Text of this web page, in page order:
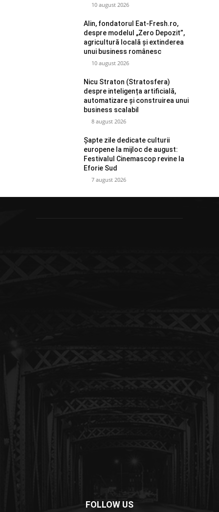
10 august 2026
Alin, fondatorul Eat-Fresh.ro,
despre modelul „Zero Depozit”,
agricultură locală și extinderea
unui business românesc
10 august 2026
Nicu Straton (Stratosfera)
despre inteligența artificială,
automatizare și construirea unui
business scalabil
8 august 2026
Șapte zile dedicate culturii
europene la mijloc de august:
Festivalul Cinemascop revine la
Eforie Sud
7 august 2026
FOLLOW US